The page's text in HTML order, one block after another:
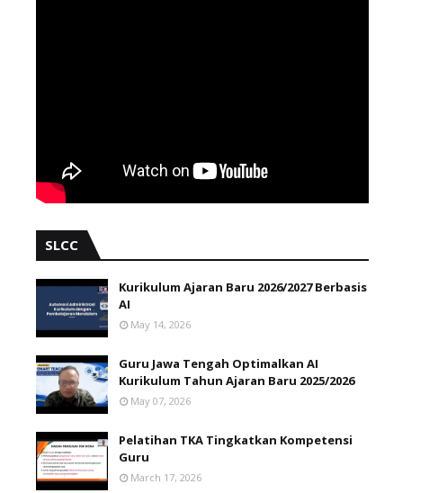
SLCC
Kurikulum Ajaran Baru 2026/2027 Berbasis
AI
May 14, 2026
Guru Jawa Tengah Optimalkan AI
Kurikulum Tahun Ajaran Baru 2025/2026
May 07, 2026
Pelatihan TKA Tingkatkan Kompetensi
Guru
March 17, 2026